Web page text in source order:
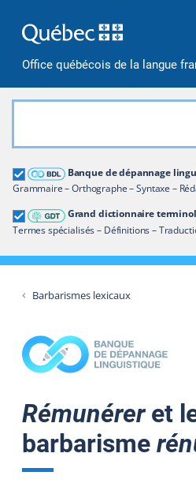
Office québécois de la langue
Banque de dépannage
Grammaire – Orthographe – Syntaxe –
Grand dictionnaire
Termes spécialisés – Définitions –
Grand dictionnaire
Restreindre aux termes
Barbarismes lexicaux
Rémunéreret
barbarisme